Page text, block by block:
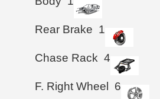
Rear Brake 1
Chase Rack 4
F. Right Wheel 6